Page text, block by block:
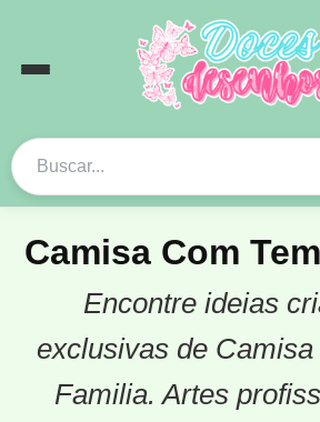
Camisa Com
Encontre ideias
exclusivas de
Familia. Artes